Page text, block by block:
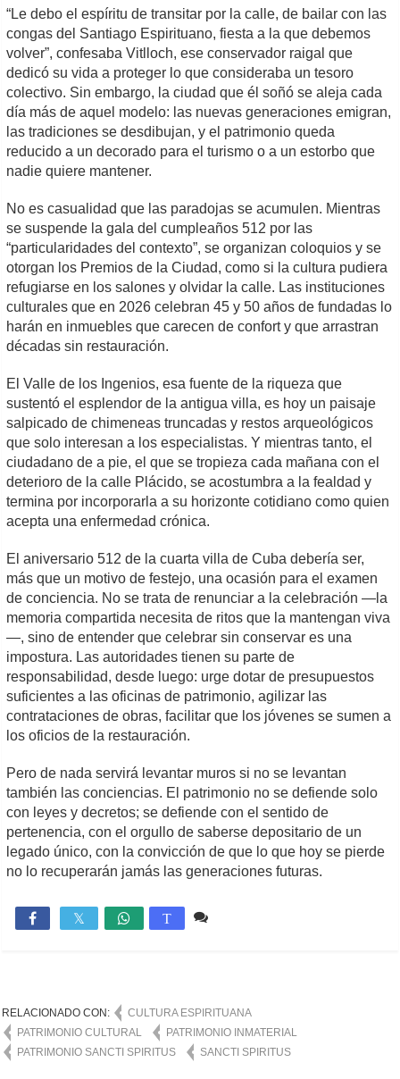
“Le debo el espíritu de transitar por la calle, de bailar con las
congas del Santiago Espirituano, fiesta a la que debemos
volver”, confesaba Vitlloch, ese conservador raigal que
dedicó su vida a proteger lo que consideraba un tesoro
colectivo. Sin embargo, la ciudad que él soñó se aleja cada
día más de aquel modelo: las nuevas generaciones emigran,
las tradiciones se desdibujan, y el patrimonio queda
reducido a un decorado para el turismo o a un estorbo que
nadie quiere mantener.
No es casualidad que las paradojas se acumulen. Mientras
se suspende la gala del cumpleaños 512 por las
“particularidades del contexto”, se organizan coloquios y se
otorgan los Premios de la Ciudad, como si la cultura pudiera
refugiarse en los salones y olvidar la calle. Las instituciones
culturales que en 2026 celebran 45 y 50 años de fundadas lo
harán en inmuebles que carecen de confort y que arrastran
décadas sin restauración.
El Valle de los Ingenios, esa fuente de la riqueza que
sustentó el esplendor de la antigua villa, es hoy un paisaje
salpicado de chimeneas truncadas y restos arqueológicos
que solo interesan a los especialistas. Y mientras tanto, el
ciudadano de a pie, el que se tropieza cada mañana con el
deterioro de la calle Plácido, se acostumbra a la fealdad y
termina por incorporarla a su horizonte cotidiano como quien
acepta una enfermedad crónica.
El aniversario 512 de la cuarta villa de Cuba debería ser,
más que un motivo de festejo, una ocasión para el examen
de conciencia. No se trata de renunciar a la celebración —la
memoria compartida necesita de ritos que la mantengan viva
—, sino de entender que celebrar sin conservar es una
impostura. Las autoridades tienen su parte de
responsabilidad, desde luego: urge dotar de presupuestos
suficientes a las oficinas de patrimonio, agilizar las
contrataciones de obras, facilitar que los jóvenes se sumen a
los oficios de la restauración.
Pero de nada servirá levantar muros si no se levantan
también las conciencias. El patrimonio no se defiende solo
con leyes y decretos; se defiende con el sentido de
pertenencia, con el orgullo de saberse depositario de un
legado único, con la convicción de que lo que hoy se pierde
no lo recuperarán jamás las generaciones futuras.
 T
RELACIONADO CON:
CULTURA ESPIRITUANA
PATRIMONIO CULTURAL
PATRIMONIO INMATERIAL
PATRIMONIO SANCTI SPIRITUS
SANCTI SPIRITUS